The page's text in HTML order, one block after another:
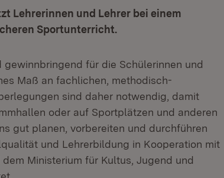
Lehrerinnen und Lehrer bei einem
Sportunterricht.
für die Schülerinnen und
Maß an fachlichen, methodisch-
sind daher notwendig, damit
oder auf Sportplätzen und anderen
gut planen, vorbereiten und durchführen
und Lehrerbildung in Kooperation mit
Ministerium für Kultus, Jugend und